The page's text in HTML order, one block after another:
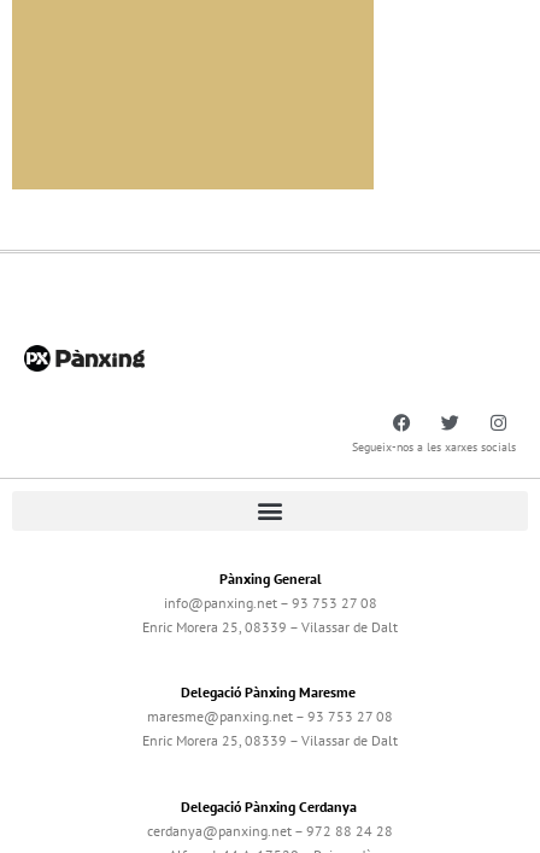
Segueix-nos a les xarxes socials
Pànxing General
info@panxing.net – 93 753 27 08
Enric Morera 25, 08339 – Vilassar de Dalt
Delegació Pànxing Maresme
maresme@panxing.net – 93 753 27 08
Enric Morera 25, 08339 – Vilassar de Dalt
Delegació Pànxing Cerdanya
cerdanya@panxing.net – 972 88 24 28